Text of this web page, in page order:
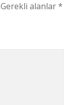
Gerekli alanlar*